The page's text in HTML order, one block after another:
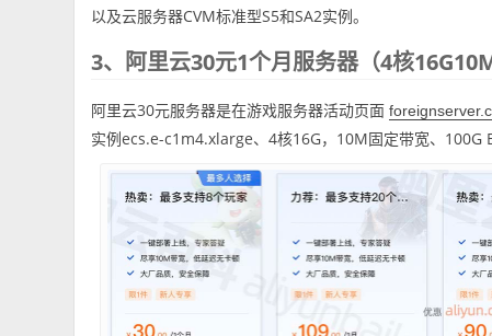
以及云服务器CVM标准型S5和SA2实例。
3、阿里云30元1个月服务器（4核
阿里云30元服务器是在游戏服务器活动页面
实例ecs.e-c1m4.xlarge、4核16G，10M固定带宽、100G